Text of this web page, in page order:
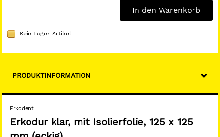
In den Warenkorb
Kein Lager-Artikel
PRODUKTINFORMATION
Erkodent
Erkodur klar, mit Isolierfolie, 125 x 125